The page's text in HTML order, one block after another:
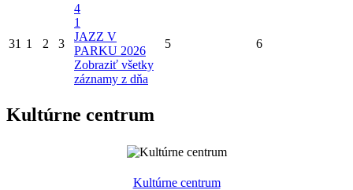
31 1 2 3
4
1
JAZZ V
PARKU 2026
Zobraziť všetky
záznamy z dňa
5 6
Kultúrne centrum
Kultúrne centrum